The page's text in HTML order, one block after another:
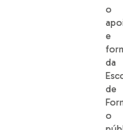
o
e
da
de
o